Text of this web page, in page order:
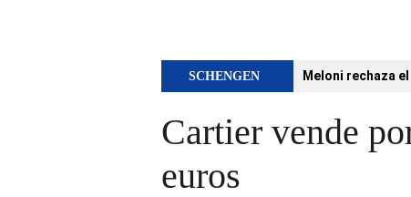
SCHENGEN Meloni rechaza
Cartier vende
euros